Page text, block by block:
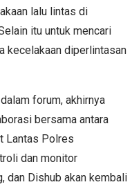
lalu lintas di
itu untuk mencari
kecelakaan diperlintasan
forum, akhirnya
bersama antara
Lantas Polres
dan monitor
dan Dishub akan kembali